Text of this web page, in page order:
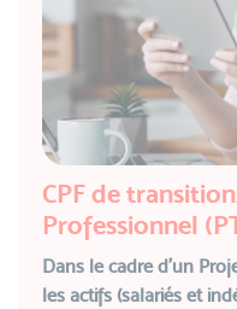
CPF de
Professionnel
Dans le cadre d’un
les actifs (salariés et